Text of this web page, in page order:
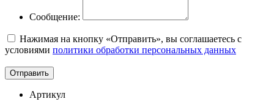
Сообщение:
Нажимая на кнопку «Отправить», вы соглашаетесь с
условиями политики обработки персональных данных
Отправить
Артикул